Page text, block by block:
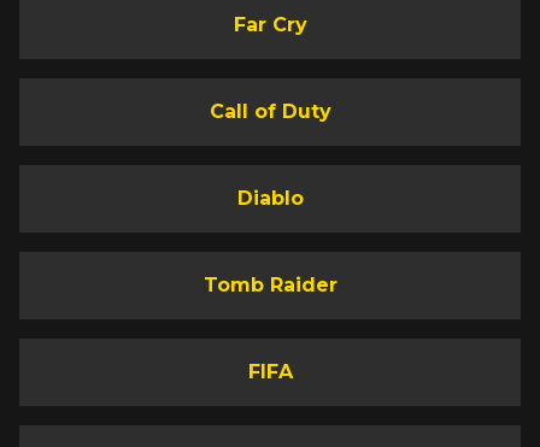
Far Cry
Call of Duty
Diablo
Tomb Raider
FIFA